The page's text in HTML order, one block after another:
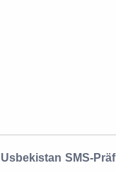
Usbekistan SMS-